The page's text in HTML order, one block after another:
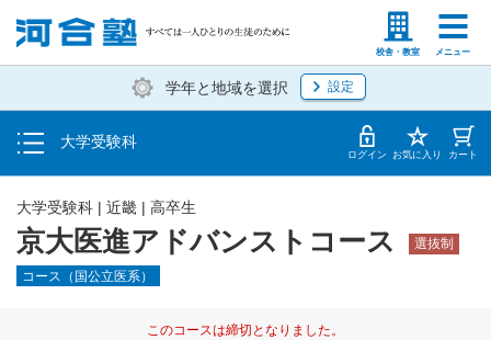
校舎・教室 メニュー
塾生の方 高等学校の先生
学年と地域を選択 設定
大学受験科
入塾説明会・個別相談
学費・入塾手続き方法
入塾から授業開始までのスケジュール ログイン お気に入り カート
京大医進アドバンストコース 選抜制
大学受験科 | 近畿 | 高卒生
コース（国公立医系）
このコースは締切となりました。